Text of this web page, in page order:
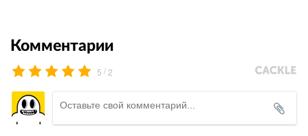
Комментарии
5 /2